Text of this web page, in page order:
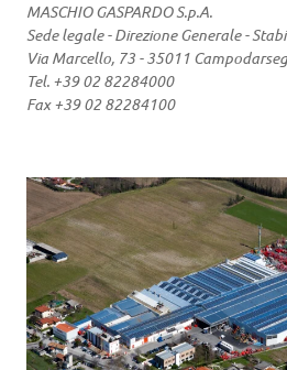
MASCHIO GASPARDO S.p.A.
Sede legale - Direzione Generale -
Via Marcello, 73 - 35011
Tel. +39 02 82284000
Fax +39 02 82284100